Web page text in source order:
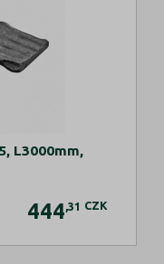
L3000mm,
444 ,31 CZK